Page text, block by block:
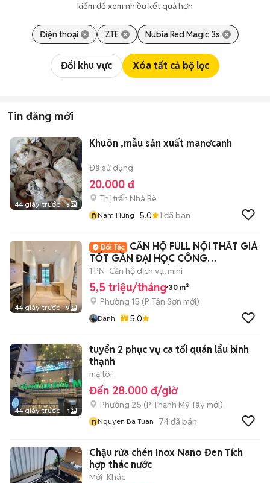
kiếm để xem nhiều kết quả hơn
Điện thoại ZTE Nubia Red Magic 3s
Đổi khu vực Xóa tất cả bộ lọc
Tin đăng mới
44 giây trước 5
Khuôn ,mẫu sản xuất manơcanh
Đã sử dụng
20.000 đ
Thị trấn Nhà Bè
nNam Hưng 5.0 1 đã bán
44 giây trước 9
CĂN HỘ FULL NỘI THẤT GIÁ
TỐT GẦN ĐẠI HỌC CÔNG
THƯƠNG_MỚI XÂY 100%
1 PN Căn hộ dịch vụ, mini
5,5 triệu/tháng 30 m²
Phường 15 (P. Tân Sơn mới)
Danh 5.0
44 giây trước 1
tuyển 2 phục vụ ca tối quán lẩu bình
thạnh
mạ tôi
Đến 28.000 đ/giờ
Phường 25 (P. Thạnh Mỹ Tây mới)
nNguyen Ba Tuan 74đã bán
Chậu rửa chén Inox Nano Đen Tích
hợp thác nước
Mới Khác